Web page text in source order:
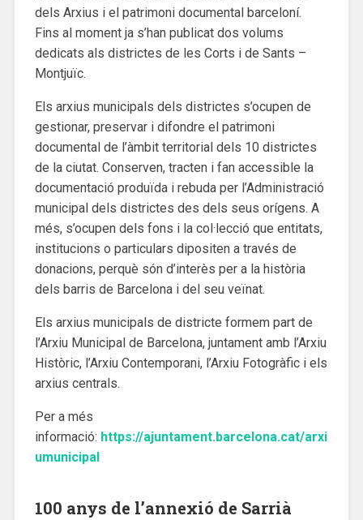
dels Arxius i el patrimoni documental barceloní.
Fins al moment ja s’han publicat dos volums
dedicats als districtes de les Corts i de Sants –
Montjuïc.
Els arxius municipals dels districtes s’ocupen de
gestionar, preservar i difondre el patrimoni
documental de l’àmbit territorial dels 10 districtes
de la ciutat. Conserven, tracten i fan accessible la
documentació produïda i rebuda per l’Administració
municipal dels districtes des dels seus orígens. A
més, s’ocupen dels fons i la col·lecció que entitats,
institucions o particulars dipositen a través de
donacions, perquè són d’interès per a la història
dels barris de Barcelona i del seu veïnat.
Els arxius municipals de districte formem part de
l’Arxiu Municipal de Barcelona, juntament amb l’Arxiu
Històric, l’Arxiu Contemporani, l’Arxiu Fotogràfic i els
arxius centrals.
Per a més
informació: https://ajuntament.barcelona.cat/arxi
umunicipal
100 anys de l’annexió de Sarrià